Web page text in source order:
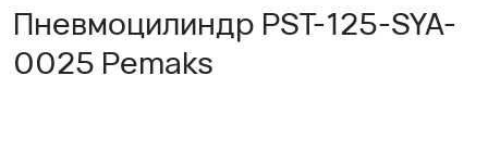
Пневмоцилиндр PST-125-SYA-
0025 Pemaks